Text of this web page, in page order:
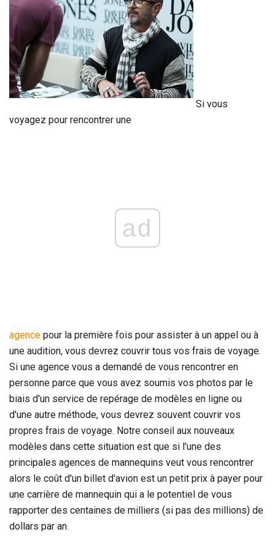
Si vous
voyagez pour rencontrer une
ad
agence pour la première fois pour assister à un appel ou à
une audition, vous devrez couvrir tous vos frais de voyage.
Si une agence vous a demandé de vous rencontrer en
personne parce que vous avez soumis vos photos par le
biais d'un service de repérage de modèles en ligne ou
d'une autre méthode, vous devrez souvent couvrir vos
propres frais de voyage. Notre conseil aux nouveaux
modèles dans cette situation est que si l'une des
principales agences de mannequins veut vous rencontrer
alors le coût d'un billet d'avion est un petit prix à payer pour
une carrière de mannequin qui a le potentiel de vous
rapporter des centaines de milliers (si pas des millions) de
dollars par an.